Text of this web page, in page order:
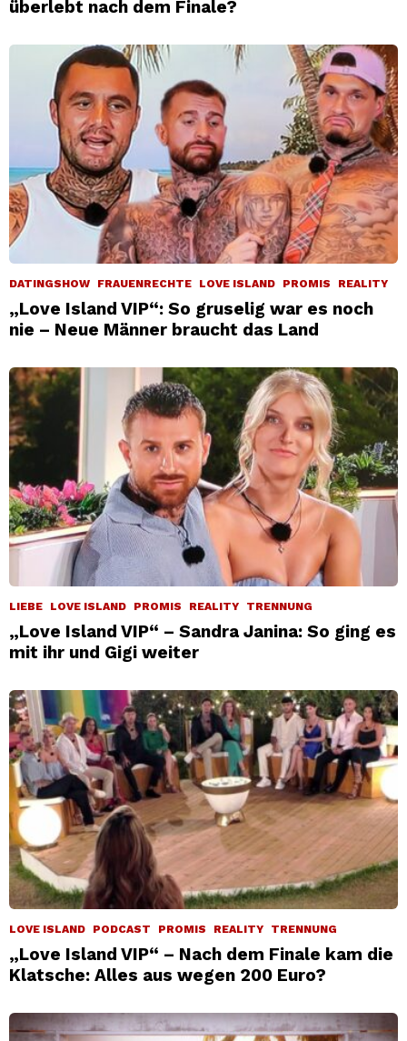
überlebt nach dem Finale?
DATINGSHOW FRAUENRECHTE LOVE ISLAND PROMIS REALITY
„Love Island VIP“: So gruselig war es noch
nie – Neue Männer braucht das Land
LIEBE LOVE ISLAND PROMIS REALITY TRENNUNG
„Love Island VIP“ – Sandra Janina: So ging es
mit ihr und Gigi weiter
LOVE ISLAND PODCAST PROMIS REALITY TRENNUNG
„Love Island VIP“ – Nach dem Finale kam die
Klatsche: Alles aus wegen 200 Euro?